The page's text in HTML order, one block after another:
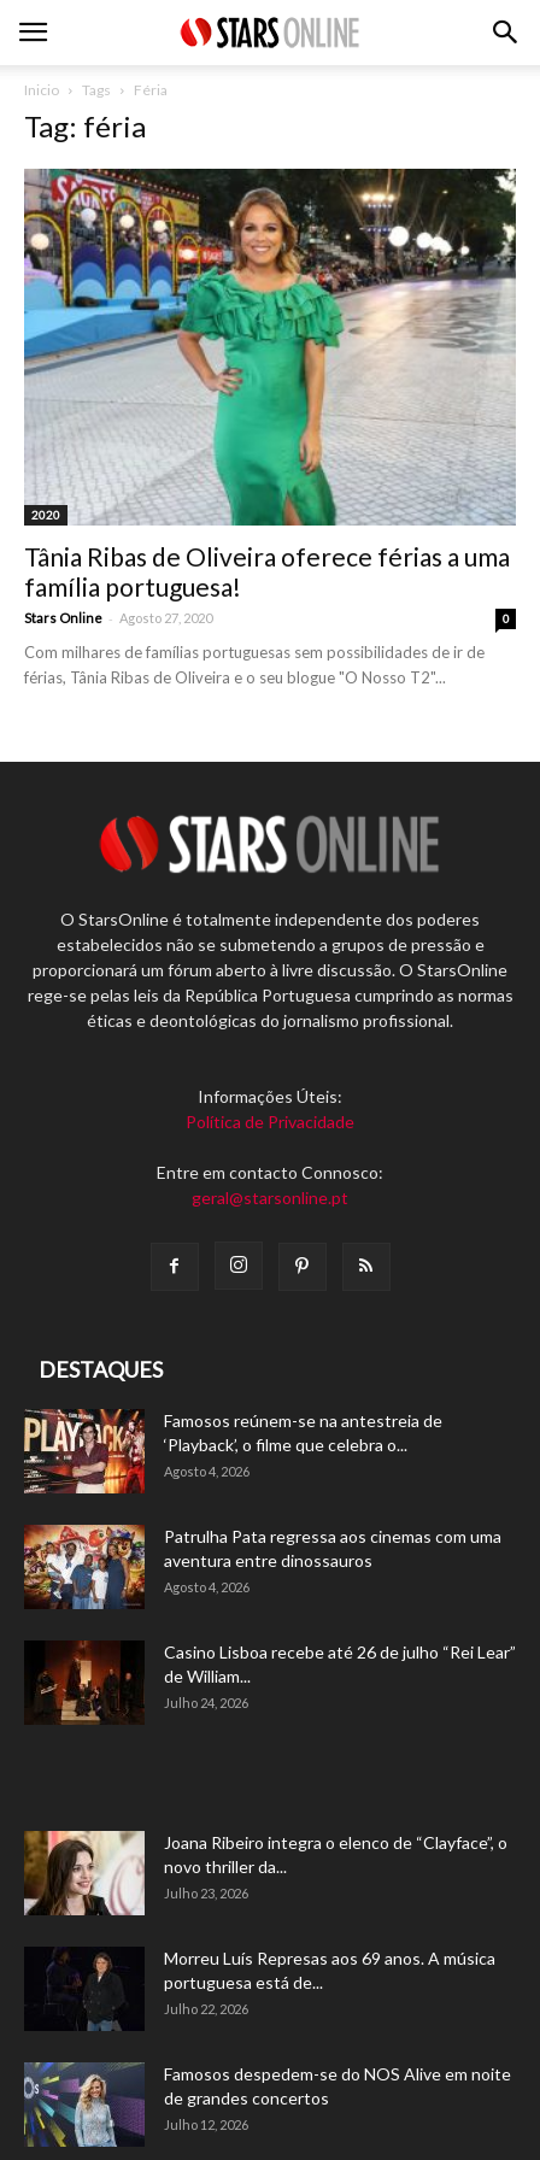
Inicio Tags Féria
Tag: féria
2020
Tânia Ribas de Oliveira oferece férias a uma
família portuguesa!
Stars Online - Agosto 27, 2020 0
Com milhares de famílias portuguesas sem possibilidades de ir de
férias, Tânia Ribas de Oliveira e o seu blogue "O Nosso T2"...
O StarsOnline é totalmente independente dos poderes
estabelecidos não se submetendo a grupos de pressão e
proporcionará um fórum aberto à livre discussão. O StarsOnline
rege-se pelas leis da República Portuguesa cumprindo as normas
éticas e deontológicas do jornalismo profissional.
Informações Úteis:
Política de Privacidade
Entre em contacto Connosco:
geral@starsonline.pt
DESTAQUES
Famosos reúnem-se na antestreia de
‘Playback’, o filme que celebra o...
Agosto 4, 2026
Patrulha Pata regressa aos cinemas com uma
aventura entre dinossauros
Agosto 4, 2026
Casino Lisboa recebe até 26 de julho “Rei Lear”
de William...
Julho 24, 2026
Joana Ribeiro integra o elenco de “Clayface”, o
novo thriller da...
Julho 23, 2026
Morreu Luís Represas aos 69 anos. A música
portuguesa está de...
Julho 22, 2026
Famosos despedem-se do NOS Alive em noite
de grandes concertos
Julho 12, 2026